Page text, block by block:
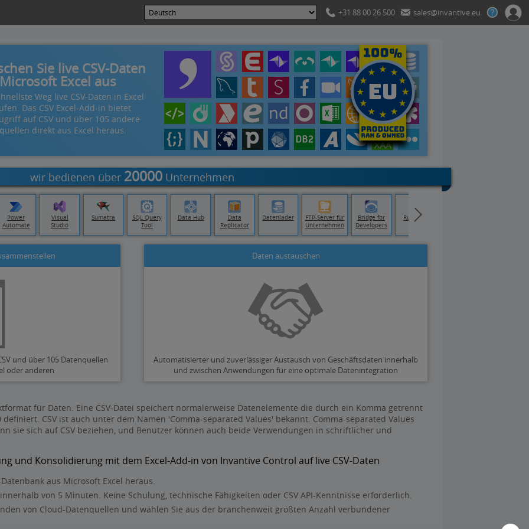
+31 88 00 26 500 sales@invantive.eu
Sie live CSV-Daten
Excel aus
Weg live CSV-Daten in Excel
Das CSV Excel-Add-in bietet
auf CSV und über 105 andere
direkt aus Excel heraus.
wir bedienen über 20000 Unternehmen
Power
Automate
Visual
Studio
Sumatra
SQL Query
Tool
Data Hub
Data
Replicator
Datenlader
FTP-Server für
Unternehmen
Bridge for
Developers
Runtime
und über 105 Datenquellen
oder anderen
Daten austauschen
Automatisierter und zuverlässiger Austausch von Geschäftsdaten innerhalb
und zwischen Anwendungen für eine optimale Datenintegration
für Daten. Eine CSV-Datei speichert normalerweise Datenelemente die durch ein Komma getrennt
definiert. CSV ist auch unter dem Namen 'Comma-separated Values' bekannt. Comma-separated Values
sie sich auf CSV beziehen, und Benutzer können auch beide Verwendungen in schriftlicher und
und Konsolidierung mit dem Excel-Add-in von Invantive Control auf live CSV-Daten
aus Microsoft Excel heraus.
von 5 Minuten. Keine Schulung, technische Fähigkeiten oder CSV API-Kenntnisse erforderlich.
von Cloud-Datenquellen und wählen Sie aus der branchenweit größten Anzahl verbundener